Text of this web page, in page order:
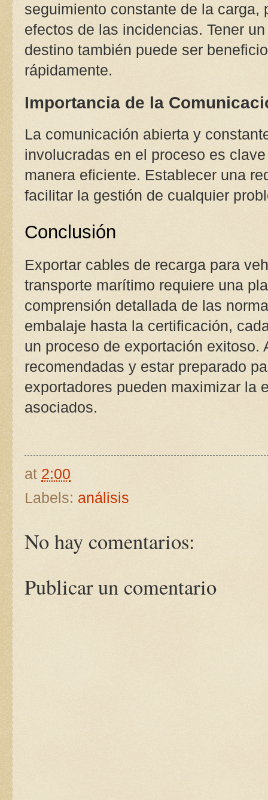
seguimiento constante de la carga,
efectos de las incidencias. Tener
destino también puede ser
rápidamente.
Importancia de la
La comunicación abierta y
involucradas en el proceso es
manera eficiente. Establecer una
facilitar la gestión de cualquier
Conclusión
Exportar cables de recarga para
transporte marítimo requiere una
comprensión detallada de las
embalaje hasta la certificación,
un proceso de exportación exitoso.
recomendadas y estar preparado
exportadores pueden maximizar la
asociados.
at 2:00
Labels: análisis
No hay comentarios:
Publicar un comentario